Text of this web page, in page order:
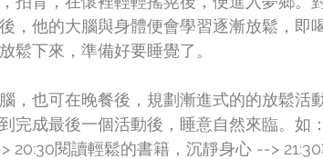
，他的大腦與身體便會學習逐漸放鬆，即
鬆下來，準備好要睡覺了。
，也可在晚餐後，規劃漸進式的的放鬆活
完成最後一個活動後，睡意自然來臨。如
20:30閱讀輕鬆的書籍，沉靜身心 -->